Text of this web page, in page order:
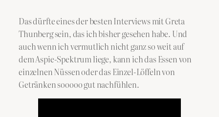
Das dürfte eines der besten Interviews mit Greta
Thunberg sein, das ich bisher gesehen habe. Und
auch wenn ich vermutlich nicht ganz so weit auf
dem Aspie-Spektrum liege, kann ich das Essen von
einzelnen Nüssen oder das Einzel-Löffeln von
Getränken sooooo gut nachfühlen.